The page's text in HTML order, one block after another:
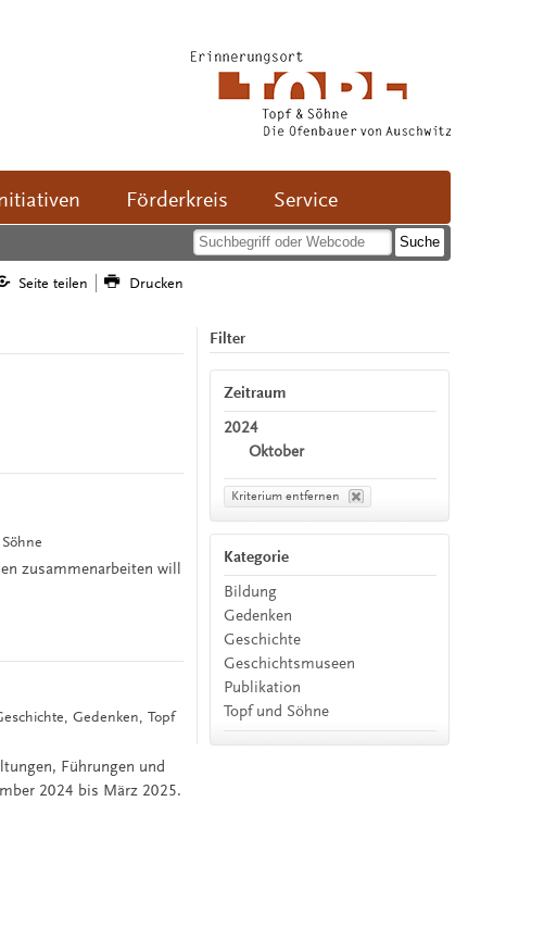
Förderkreis Service
Seite teilen Drucken
zusammenarbeiten will
Gedenken, Topf
Führungen und
2024 bis März 2025.
Filter
Zeitraum
2024
Oktober
Kriterium entfernen
Kategorie
Bildung
Gedenken
Geschichte
Geschichtsmuseen
Publikation
Topf und Söhne